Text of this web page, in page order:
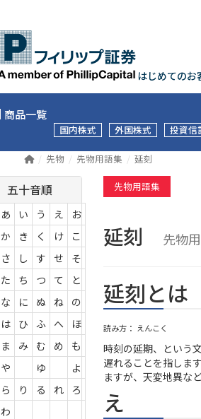
はじめてのお
商品一覧
国内株式 外国株式 投資信
先物 先物用語集 延刻
先物用語集
延刻 先物
延刻とは
読み方： えんこく
時刻の延期、という
遅れることを指しま
ますが、天変地異な
え
五十音順
あ い う え
お
か
き く け
こ
さ
し す せ
そ
た
ち つ て
と
な
に ぬ ね
の
は
ひ ふ へ
ほ
ま
み む め
も
や
ゆ
よ
ら
り る れ
ろ
わ